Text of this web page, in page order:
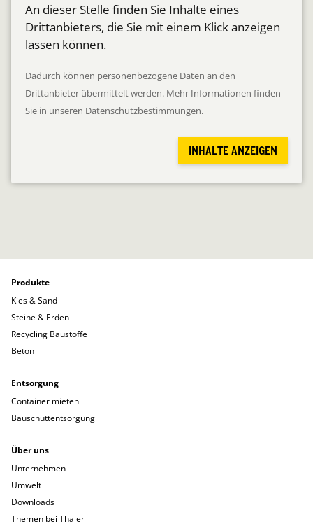
An dieser Stelle finden Sie Inhalte eines
Drittanbieters, die Sie mit einem Klick anzeigen
lassen können.
Dadurch können personenbezogene Daten an den
Drittanbieter übermittelt werden. Mehr Informationen finden
Sie in unseren Datenschutzbestimmungen.
INHALTE ANZEIGEN
Produkte
Kies & Sand
Steine & Erden
Recycling Baustoffe
Beton
Entsorgung
Container mieten
Bauschuttentsorgung
Über uns
Unternehmen
Umwelt
Downloads
Themen bei Thaler